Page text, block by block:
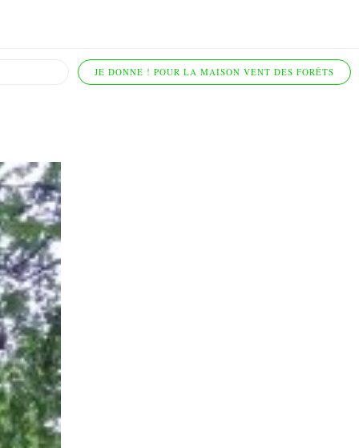
JE DONNE ! POUR LA MAISON VENT DES FORÊTS